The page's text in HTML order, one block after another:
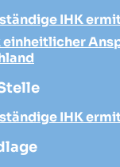
IHK
einheitlicher
IHK